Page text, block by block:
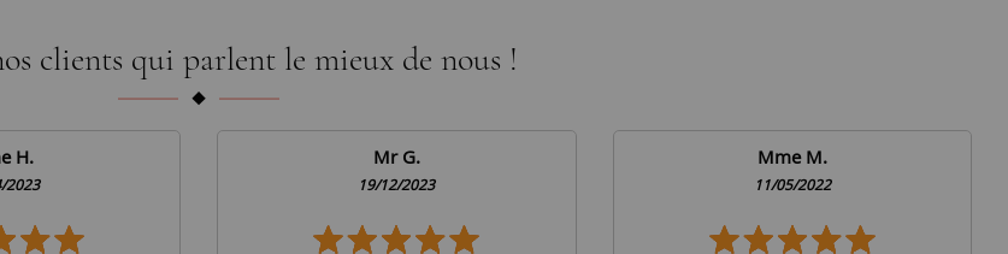
clients qui parlent le mieux de nous !
H.
2023
Mr G.
19/12/2023
Mme M.
11/05/2022